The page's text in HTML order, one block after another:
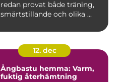
redan provat både träning,
smärtstillande och olika ...
12. dec
Ångbastu hemma: Varm,
fuktig återhämtning